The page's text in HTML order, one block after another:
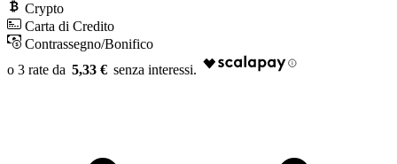
Crypto
Carta di Credito
Contrassegno/Bonifico
5,33 €